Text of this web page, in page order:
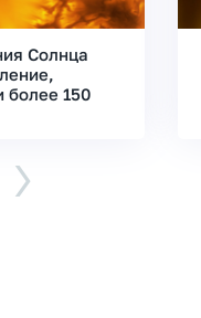
Солнца
более 150
›